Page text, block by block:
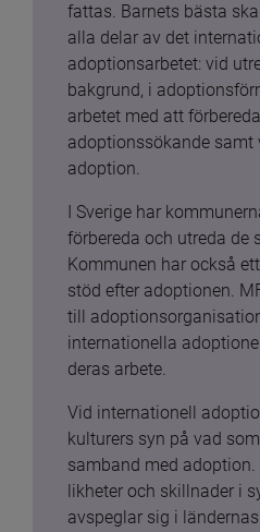
fattas. Barnets bästa
alla delar av det
adoptionsarbetet: vid
bakgrund, i
arbetet med att
adoptionssökande samt
adoption.
I Sverige har
förbereda och utreda de
Kommunen har också
stöd efter adoptionen.
till
internationella
deras arbete.
Vid internationell
kulturers syn på vad
samband med adoption.
likheter och skillnader i
avspeglar sig i